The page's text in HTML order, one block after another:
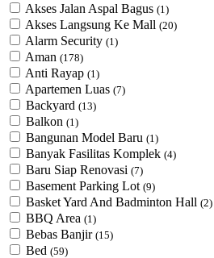
Akses Jalan Aspal Bagus (1)
Akses Langsung Ke Mall (20)
Alarm Security (1)
Aman (178)
Anti Rayap (1)
Apartemen Luas (7)
Backyard (13)
Balkon (1)
Bangunan Model Baru (1)
Banyak Fasilitas Komplek (4)
Baru Siap Renovasi (7)
Basement Parking Lot (9)
Basket Yard And Badminton Hall (2)
BBQ Area (1)
Bebas Banjir (15)
Bed (59)